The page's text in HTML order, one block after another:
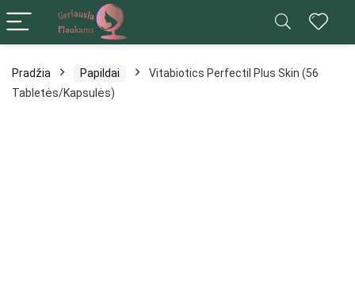
Pradžia Papildai
Vitabiotics Perfectil Plus Skin (56
Tabletės/Kapsulės)